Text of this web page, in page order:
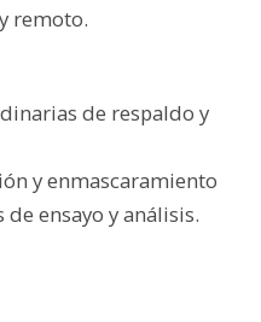
remoto.
de respaldo y
y enmascaramiento
ensayo y análisis.